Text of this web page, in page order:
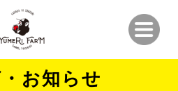
お知らせ